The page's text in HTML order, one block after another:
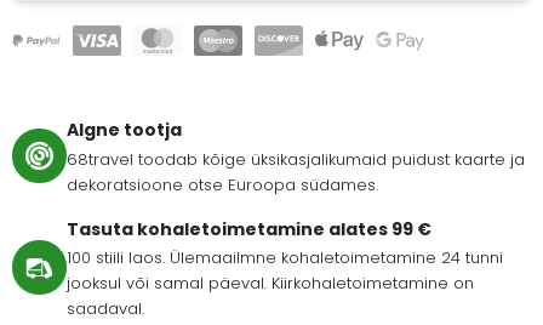
Algne tootja
68travel toodab kõige üksikasjalikumaid puidust kaarte ja
dekoratsioone otse Euroopa südames.
Tasuta kohaletoimetamine alates 99 €
100 stiili laos. Ülemaailmne kohaletoimetamine 24 tunni
jooksul või samal päeval. Kiirkohaletoimetamine on
saadaval.